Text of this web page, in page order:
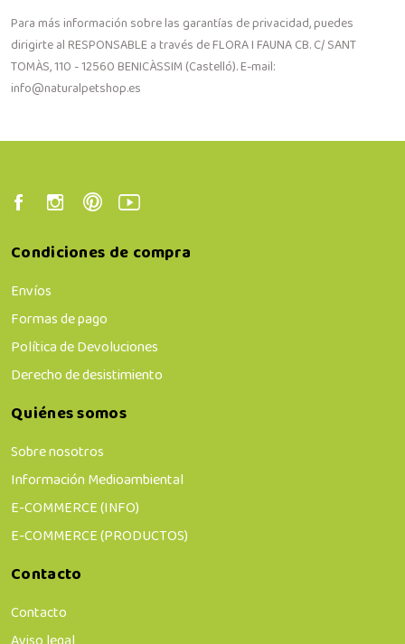
Para más información sobre las garantías de privacidad, puedes
dirigirte al RESPONSABLE a través de FLORA I FAUNA CB. C/ SANT
TOMÀS, 110 - 12560 BENICÀSSIM (Castelló). E-mail:
info@naturalpetshop.es
Condiciones de compra
Envíos
Formas de pago
Política de Devoluciones
Derecho de desistimiento
Quiénes somos
Sobre nosotros
Información Medioambiental
E-COMMERCE (INFO)
E-COMMERCE (PRODUCTOS)
Contacto
Contacto